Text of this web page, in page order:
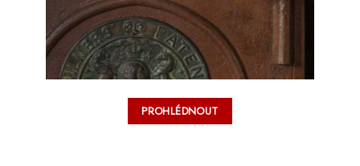
PROHLÉDNOUT